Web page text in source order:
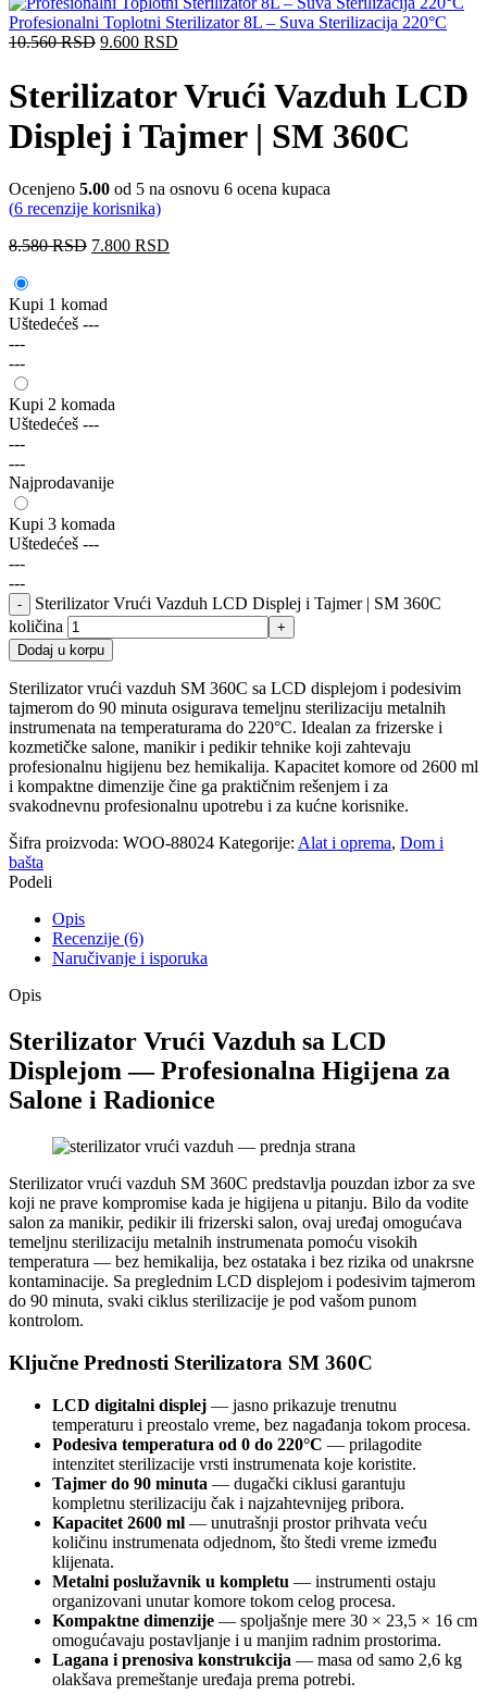
Profesionalni Toplotni Sterilizator 8L – Suva Sterilizacija 220°C
10.560RSD 9.600 RSD
Sterilizator Vrući Vazduh LCD
Displej i Tajmer | SM 360C
Ocenjeno 5.00 od 5 na osnovu 6 ocena kupaca
(6 recenzije korisnika)
8.580RSD 7.800 RSD
Kupi 1 komad
Uštedećeš ---
---
---
Kupi 2 komada
Uštedećeš ---
---
---
Najprodavanije
Kupi 3 komada
Uštedećeš ---
---
---
Sterilizator Vrući Vazduh LCD Displej i Tajmer | SM 360C
količina
Dodaj u korpu
Sterilizator vrući vazduh SM 360C sa LCD displejom i podesivim
tajmerom do 90 minuta osigurava temeljnu sterilizaciju metalnih
instrumenata na temperaturama do 220°C. Idealan za frizerske i
kozmetičke salone, manikir i pedikir tehnike koji zahtevaju
profesionalnu higijenu bez hemikalija. Kapacitet komore od 2600 ml
i kompaktne dimenzije čine ga praktičnim rešenjem i za
svakodnevnu profesionalnu upotrebu i za kućne korisnike.
Šifra proizvoda: WOO-88024 Kategorije: Alat i oprema, Dom i
bašta
Podeli
Opis
Recenzije (6)
Naručivanje i isporuka
Opis
Sterilizator Vrući Vazduh sa LCD
Displejom — Profesionalna Higijena za
Salone i Radionice
Sterilizator vrući vazduh SM 360C predstavlja pouzdan izbor za sve
koji ne prave kompromise kada je higijena u pitanju. Bilo da vodite
salon za manikir, pedikir ili frizerski salon, ovaj uređaj omogućava
temeljnu sterilizaciju metalnih instrumenata pomoću visokih
temperatura — bez hemikalija, bez ostataka i bez rizika od unakrsne
kontaminacije. Sa preglednim LCD displejom i podesivim tajmerom
do 90 minuta, svaki ciklus sterilizacije je pod vašom punom
kontrolom.
Ključne Prednosti Sterilizatora SM 360C
LCD digitalni displej — jasno prikazuje trenutnu
temperaturu i preostalo vreme, bez nagađanja tokom procesa.
Podesiva temperatura od 0 do 220°C — prilagodite
intenzitet sterilizacije vrsti instrumenata koje koristite.
Tajmer do 90 minuta — dugački ciklusi garantuju
kompletnu sterilizaciju čak i najzahtevnijeg pribora.
Kapacitet 2600 ml — unutrašnji prostor prihvata veću
količinu instrumenata odjednom, što štedi vreme između
klijenata.
Metalni poslužavnik u kompletu — instrumenti ostaju
organizovani unutar komore tokom celog procesa.
Kompaktne dimenzije — spoljašnje mere 30 × 23,5 × 16 cm
omogućavaju postavljanje i u manjim radnim prostorima.
Lagana i prenosiva konstrukcija — masa od samo 2,6 kg
olakšava premeštanje uređaja prema potrebi.